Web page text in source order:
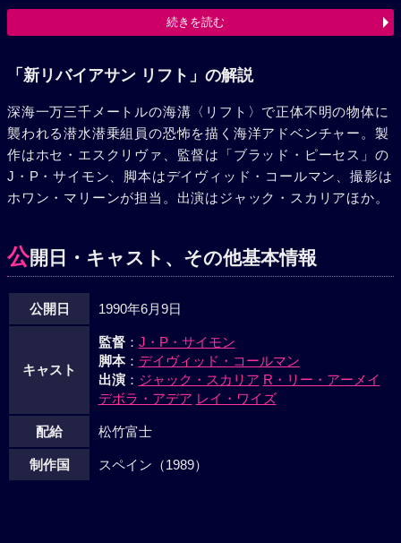
艦長だけを艦内に残し、ウィックとニーナは脱出するのだっ
続きを読む
「新リバイアサン リフト」の解説
深海一万三千メートルの海溝〈リフト〉で正体不明の物体に
襲われる潜水潜乗組員の恐怖を描く海洋アドベンチャー。製
作はホセ・エスクリヴァ、監督は「ブラッド・ピーセス」の
J・P・サイモン、脚本はデイヴィッド・コールマン、撮影は
ホワン・マリーンが担当。出演はジャック・スカリアほか。
公開日・キャスト、その他基本情報
公開日 1990年6月9日
キャスト
監督： J・P・サイモン
脚本： デイヴィッド・コールマン
出演： ジャック・スカリア R・リー・アーメイ
デボラ・アデア レイ・ワイズ
配給 松竹富士
制作国 スペイン（1989）